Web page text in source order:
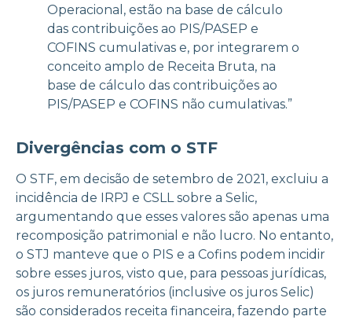
Operacional, estão na base de cálculo
das contribuições ao PIS/PASEP e
COFINS cumulativas e, por integrarem o
conceito amplo de Receita Bruta, na
base de cálculo das contribuições ao
PIS/PASEP e COFINS não cumulativas.”
Divergências com o STF
O STF, em decisão de setembro de 2021, excluiu a
incidência de IRPJ e CSLL sobre a Selic,
argumentando que esses valores são apenas uma
recomposição patrimonial e não lucro. No entanto,
o STJ manteve que o PIS e a Cofins podem incidir
sobre esses juros, visto que, para pessoas jurídicas,
os juros remuneratórios (inclusive os juros Selic)
são considerados receita financeira, fazendo parte